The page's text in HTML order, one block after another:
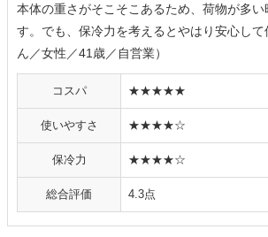
本体の重さがそこそこあるため、荷物が多
す。でも、保冷力を考えるとやはり安心して
ん／女性／41歳／自営業）
コスパ ★★★★★
使いやすさ ★★★★☆
保冷力 ★★★★☆
総合評価 4.3点